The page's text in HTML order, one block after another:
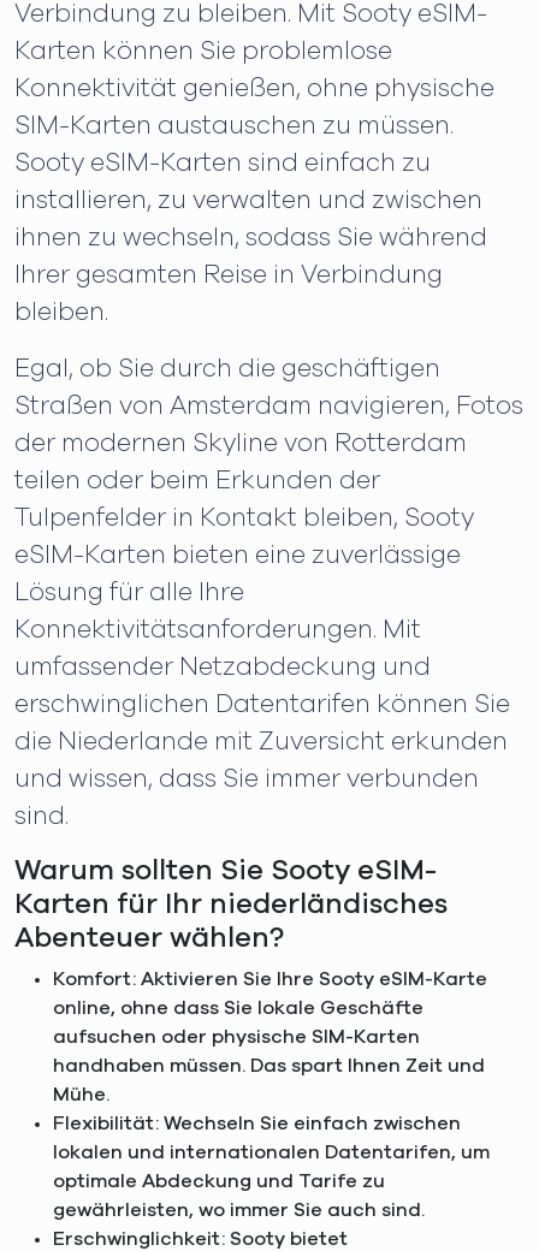
Verbindung zu bleiben. Mit Sooty eSIM-
Karten können Sie problemlose
Konnektivität genießen, ohne physische
SIM-Karten austauschen zu müssen.
Sooty eSIM-Karten sind einfach zu
installieren, zu verwalten und zwischen
ihnen zu wechseln, sodass Sie während
Ihrer gesamten Reise in Verbindung
bleiben.
Egal, ob Sie durch die geschäftigen
Straßen von Amsterdam navigieren, Fotos
der modernen Skyline von Rotterdam
teilen oder beim Erkunden der
Tulpenfelder in Kontakt bleiben, Sooty
eSIM-Karten bieten eine zuverlässige
Lösung für alle Ihre
Konnektivitätsanforderungen. Mit
umfassender Netzabdeckung und
erschwinglichen Datentarifen können Sie
die Niederlande mit Zuversicht erkunden
und wissen, dass Sie immer verbunden
sind.
Warum sollten Sie Sooty eSIM-
Karten für Ihr niederländisches
Abenteuer wählen?
Komfort: Aktivieren Sie Ihre Sooty eSIM-Karte
online, ohne dass Sie lokale Geschäfte
aufsuchen oder physische SIM-Karten
handhaben müssen. Das spart Ihnen Zeit und
Mühe.
Flexibilität: Wechseln Sie einfach zwischen
lokalen und internationalen Datentarifen, um
optimale Abdeckung und Tarife zu
gewährleisten, wo immer Sie auch sind.
Erschwinglichkeit: Sooty bietet